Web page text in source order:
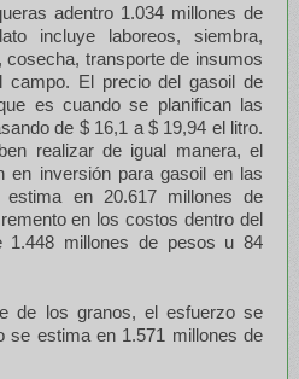
adentro 1.034 millones de
incluye laboreos, siembra,
cosecha, transporte de insumos
campo. El precio del gasoil de
es cuando se planifican las
de $ 16,1 a $ 19,94 el litro.
realizar de igual manera, el
en inversión para gasoil en las
estima en 20.617 millones de
en los costos dentro del
1.448 millones de pesos u 84
de los granos, el esfuerzo se
se estima en 1.571 millones de